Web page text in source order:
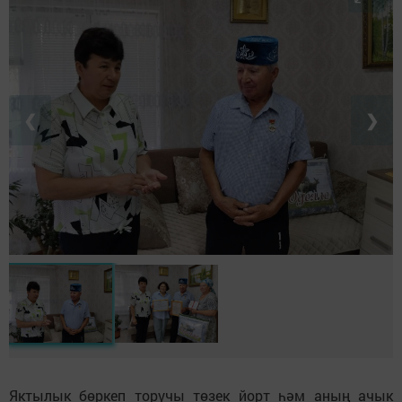
❮ ❯
Яктылык бөркеп торучы төзек йорт һәм аның ачык